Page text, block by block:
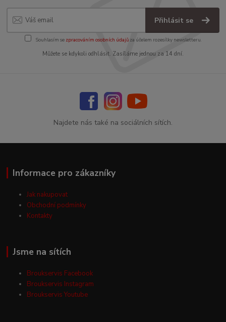
Přihlásit se
Souhlasím se zpracováním osobních údajůza účelem rozesílky newsletteru.
Můžete se kdykoli odhlásit. Zasíláme jednou za 14 dní.
Najdete nás také na sociálních sítích.
Informace pro zákazníky
Jak nakupovat
Obchodní podmínky
Kontakty
Jsme na sítích
Broukservis Facebook
Broukservis Instagram
Broukservis Youtube